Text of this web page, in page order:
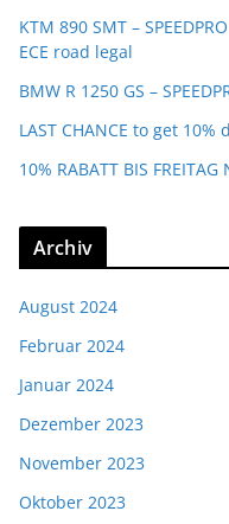
KTM 890 SMT –
ECE road legal
BMW R 1250 GS –
LAST CHANCE to get 10%
10% RABATT BIS FREITAG
Archiv
August 2024
Februar 2024
Januar 2024
Dezember 2023
November 2023
Oktober 2023